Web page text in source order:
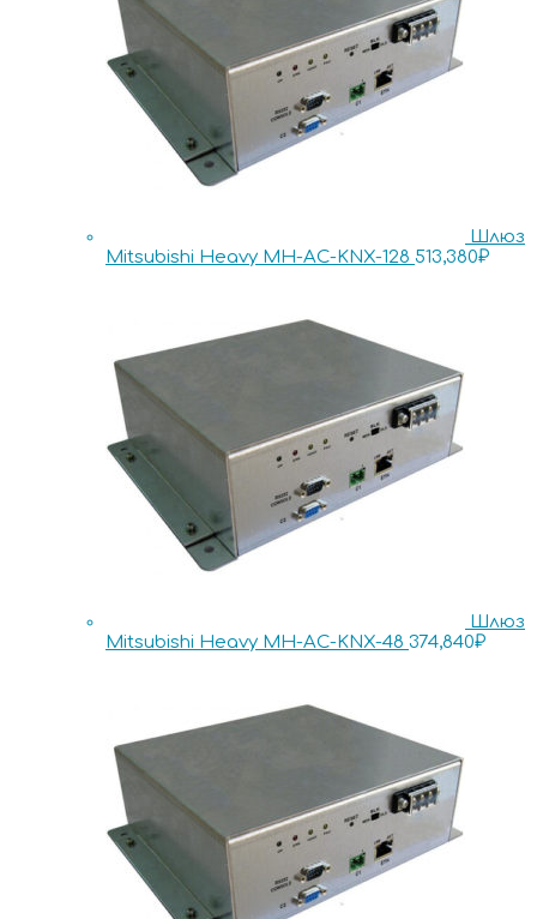
Шлюз
Mitsubishi Heavy MH-AC-KNX-128 513,380₽
Шлюз
Mitsubishi Heavy MH-AC-KNX-48 374,840₽